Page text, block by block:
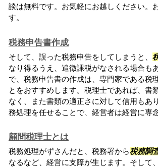
談は無料です。お気軽にお越しください。
す。
税務申告書作成
そして、誤った税務申告をしてしまうと、
なり得るうえ、追徴課税がなされる場合も
で、税務申告書の作成は、専門家である税
とをおすすめします。税理士であれば、書
なく、また書類の適正さに対して信用もあ
務処理を任せることで、経営者は経営に専
顧問税理士とは
税務処理がずさんだと、税務署から税務調
なるなど、経営に支障が生じます。そして